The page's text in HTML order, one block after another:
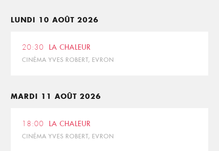
LUNDI 10 AOÛT 2026
20:30 LA CHALEUR
CINÉMA YVES ROBERT, EVRON
MARDI 11 AOÛT 2026
18:00 LA CHALEUR
CINÉMA YVES ROBERT, EVRON